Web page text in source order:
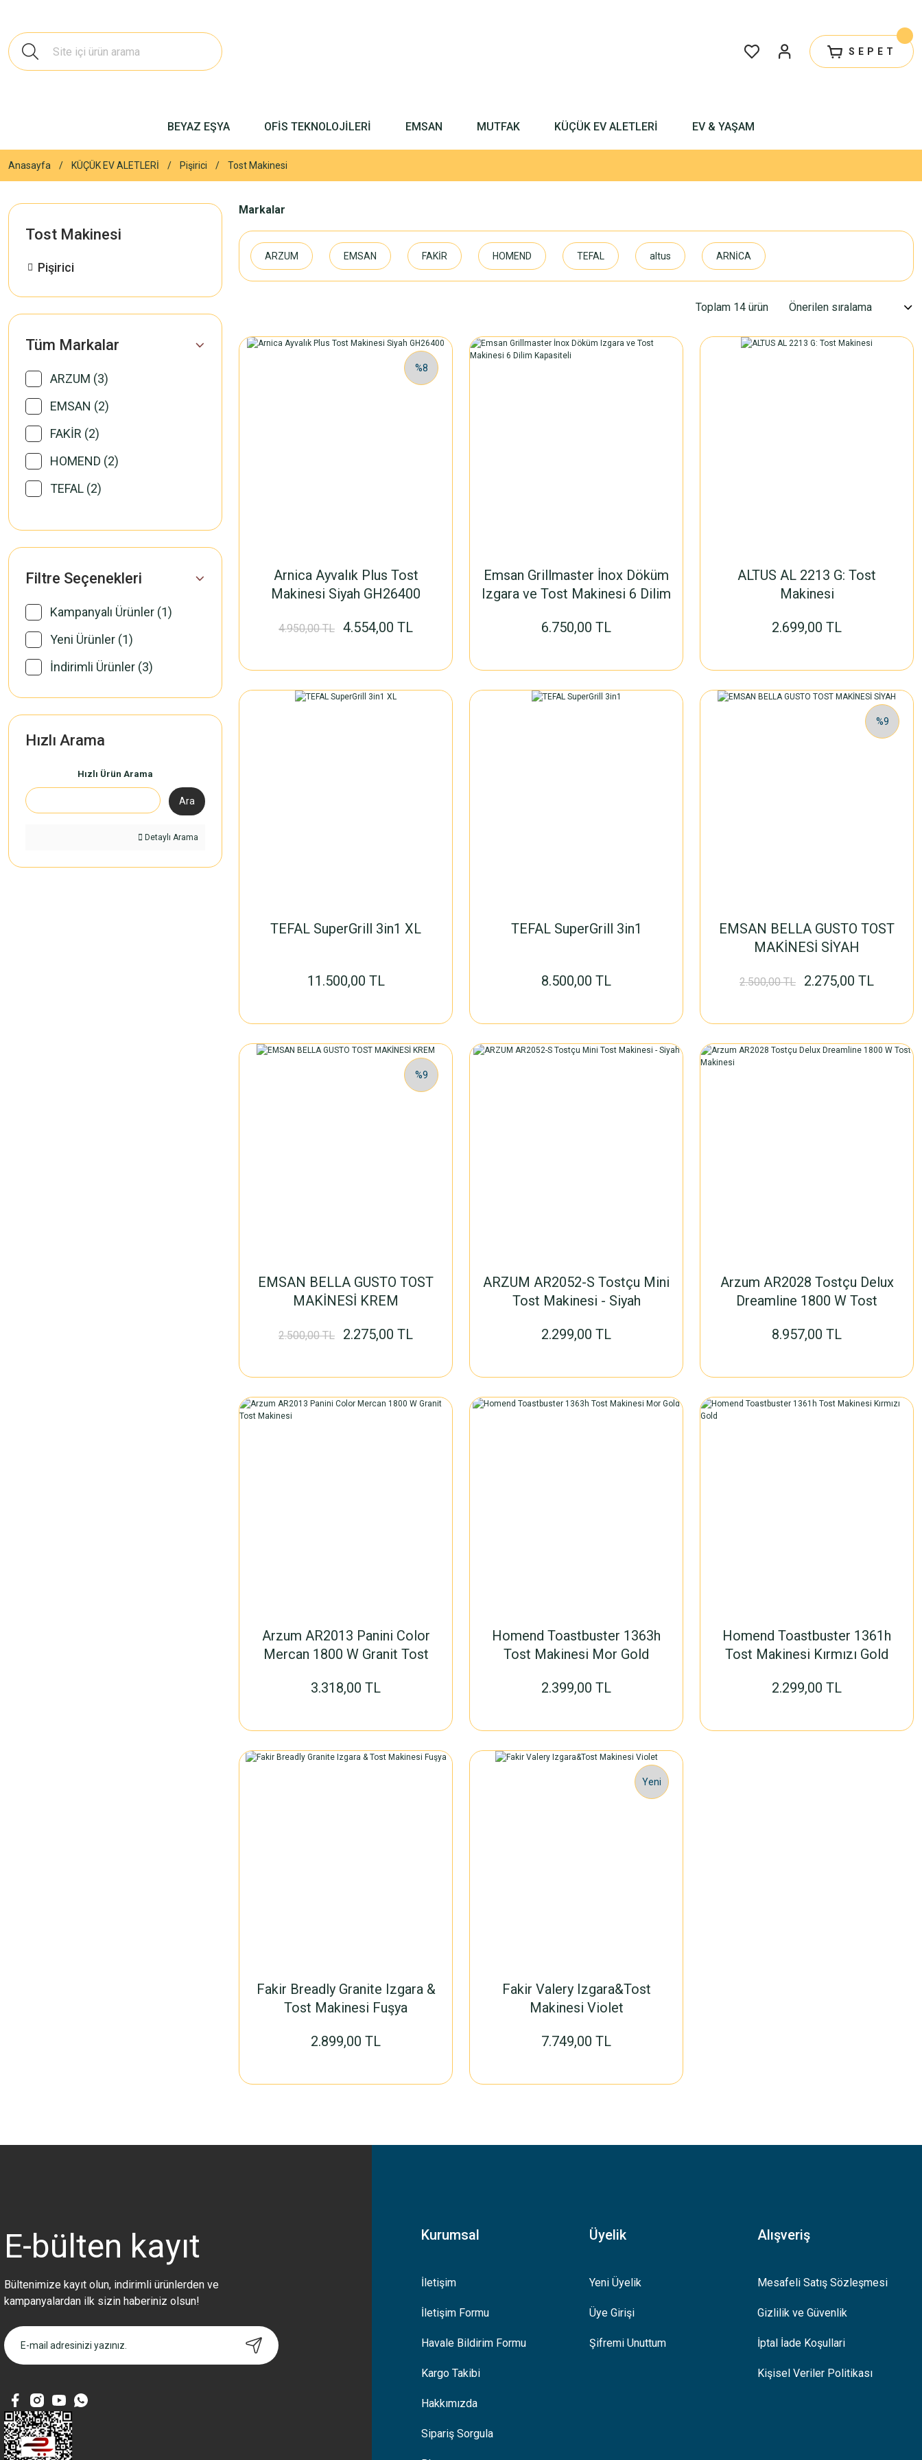
SEPET
BEYAZ EŞYA OFİS TEKNOLOJİLERİ EMSAN MUTFAK KÜÇÜK EV ALETLERİ EV & YAŞAM
Anasayfa KÜÇÜK EV ALETLERİ Pişirici Tost Makinesi
Tost Makinesi
Pişirici
Tüm Markalar
ARZUM (3)
EMSAN (2)
FAKİR (2)
HOMEND (2)
TEFAL (2)
Filtre Seçenekleri
Kampanyalı Ürünler (1)
Yeni Ürünler (1)
İndirimli Ürünler (3)
Hızlı Arama
Hızlı Ürün Arama
Ara
Detaylı Arama
Markalar
ARZUM EMSAN FAKİR HOMEND TEFAL altus ARNİCA
Toplam 14 ürün
%8
Arnica Ayvalık Plus Tost
Makinesi Siyah GH26400
4.950,00 TL 4.554,00 TL
Emsan Grillmaster İnox Döküm
Izgara ve Tost Makinesi 6 Dilim
6.750,00 TL
ALTUS AL 2213 G: Tost
Makinesi
2.699,00 TL
TEFAL SuperGrill 3in1 XL
11.500,00 TL
TEFAL SuperGrill 3in1
8.500,00 TL
%9
EMSAN BELLA GUSTO TOST
MAKİNESİ SİYAH
2.500,00 TL 2.275,00 TL
%9
EMSAN BELLA GUSTO TOST
MAKİNESİ KREM
2.500,00 TL 2.275,00 TL
ARZUM AR2052-S Tostçu Mini
Tost Makinesi - Siyah
2.299,00 TL
Arzum AR2028 Tostçu Delux
Dreamline 1800 W Tost
8.957,00 TL
Arzum AR2013 Panini Color
Mercan 1800 W Granit Tost
3.318,00 TL
Homend Toastbuster 1363h
Tost Makinesi Mor Gold
2.399,00 TL
Homend Toastbuster 1361h
Tost Makinesi Kırmızı Gold
2.299,00 TL
Fakir Breadly Granite Izgara &
Tost Makinesi Fuşya
2.899,00 TL
Yeni
Fakir Valery Izgara&Tost
Makinesi Violet
7.749,00 TL
E-bülten kayıt
Bültenimize kayıt olun, indirimli ürünlerden ve
kampanyalardan ilk sizin haberiniz olsun!
Kurumsal
İletişim
İletişim Formu
Havale Bildirim Formu
Kargo Takibi
Hakkımızda
Sipariş Sorgula
Üyelik
Yeni Üyelik
Üye Girişi
Şifremi Unuttum
Alışveriş
Mesafeli Satış Sözleşmesi
Gizlilik ve Güvenlik
İptal İade Koşullari
Kişisel Veriler Politikası